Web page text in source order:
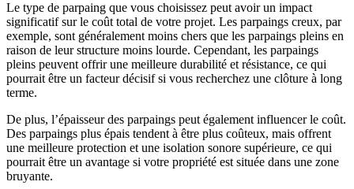
Le type de parpaing que vous choisissez peut avoir un impact
significatif sur le coût total de votre projet. Les parpaings creux, par
exemple, sont généralement moins chers que les parpaings pleins en
raison de leur structure moins lourde. Cependant, les parpaings
pleins peuvent offrir une meilleure durabilité et résistance, ce qui
pourrait être un facteur décisif si vous recherchez une clôture à long
terme.
De plus, l’épaisseur des parpaings peut également influencer le coût.
Des parpaings plus épais tendent à être plus coûteux, mais offrent
une meilleure protection et une isolation sonore supérieure, ce qui
pourrait être un avantage si votre propriété est située dans une zone
bruyante.